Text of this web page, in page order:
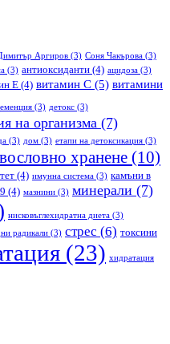
Аргиров (3) Соня Чакърова (3)
(3) антиоксиданти (4) ацидоза (3)
Е(4) витамин С (5) витамини
(3) детокс (3)
на организма (7)
(3) дом (3) етапи на детоксикация (3)
хранене (10)
(4) имунна система (3) камъни в
(4) мазнини (3) минерали (7)
нисковъглехидратна диета (3)
радикали (3) стрес (6) токсини
(23) хидратация